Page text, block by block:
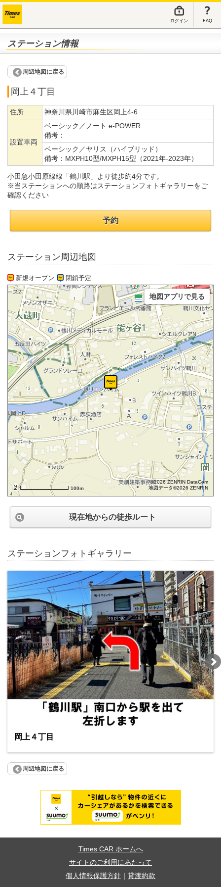
ログイン FAQ
ステーション情報
周辺地図に戻る
岡上４丁目
住所 神奈川県川崎市麻生区岡上4-6
設置車両
ベーシック／ノート e-POWER
備考：
ベーシック／ヤリス（ハイブリッド）
備考： MXPH10型/MXPH15型（2021年-2023年）
小田急小田原線線「鶴川駅」より徒歩約4分です。
※当ステーションへの順路はステーションフォトギャラリーをご
確認ください
予約
ステーション周辺地図
新規オープン 閉鎖予定
100m
©2026 ZENRIN DataCom
地図データ©2026 ZENRIN
地図アプリで見る
現在地からの徒歩ルート
ステーションフォトギャラリー
岡上４丁目
周辺地図に戻る
Times CAR ホームへ
サイトのご利用にあたって
個人情報保護方針
貸渡約款